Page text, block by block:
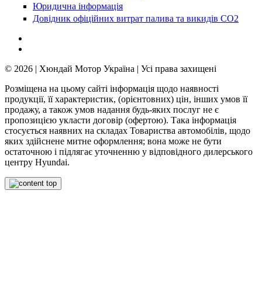
Юридична інформація
Довідник офіційних витрат палива та викидів СО2
© 2026 | Хюндай Мотор Україна | Усі права захищені
Розміщена на цьому сайті інформація щодо наявності
продукції, її характеристик, (орієнтовних) цін, інших умов її
продажу, а також умов надання будь-яких послуг не є
пропозицією укласти договір (офертою). Така інформація
стосується наявних на складах Товариства автомобілів, щодо
яких здійснене митне оформлення; вона може не бути
остаточною і підлягає уточненню у відповідного дилерського
центру Hyundai.